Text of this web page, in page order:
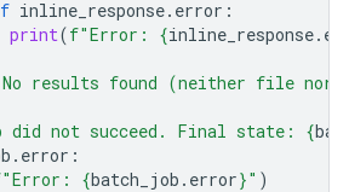
inline_response. error :
print(f"Error: {inline_response.
results found (neither file
did not succeed. Final state: {
. error :
"Error: {batch_job . error}" )